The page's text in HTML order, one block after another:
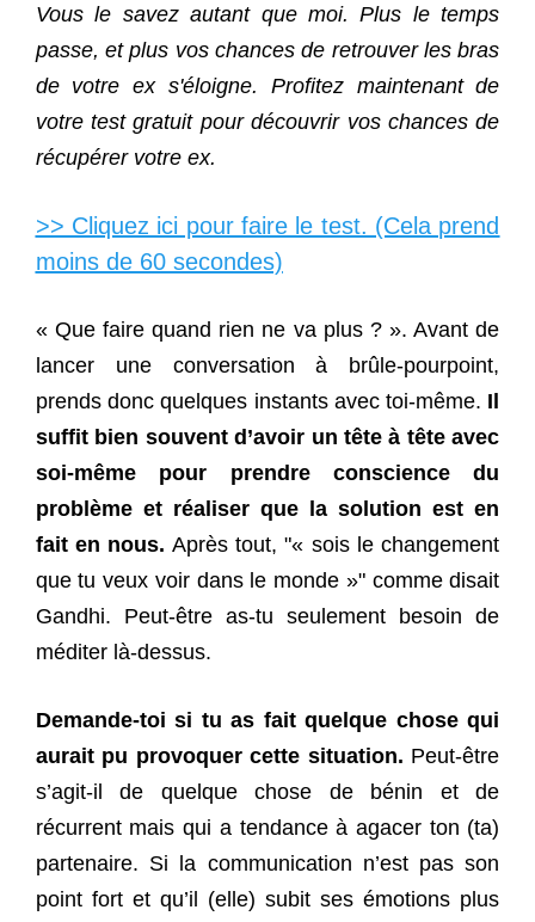
Vous le savez autant que moi. Plus le temps
passe, et plus vos chances de retrouver les bras
de votre ex s'éloigne. Profitez maintenant de
votre test gratuit pour découvrir vos chances de
récupérer votre ex.
>> Cliquez ici pour faire le test. (Cela prend
moins de 60 secondes)
« Que faire quand rien ne va plus ? ». Avant de
lancer une conversation à brûle-pourpoint,
prends donc quelques instants avec toi-même. Il
suffit bien souvent d’avoir un tête à tête avec
soi-même pour prendre conscience du
problème et réaliser que la solution est en
fait en nous. Après tout, « sois le changement
que tu veux voir dans le monde » comme disait
Gandhi. Peut-être as-tu seulement besoin de
méditer là-dessus.
Demande-toi si tu as fait quelque chose qui
aurait pu provoquer cette situation. Peut-être
s’agit-il de quelque chose de bénin et de
récurrent mais qui a tendance à agacer ton (ta)
partenaire. Si la communication n’est pas son
point fort et qu’il (elle) subit ses émotions plus